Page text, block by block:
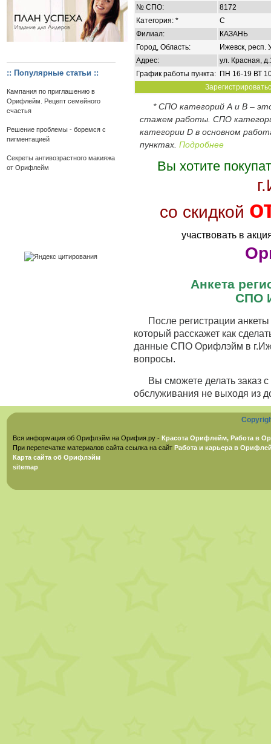
:: Популярные статьи ::
Кампания по приглашению в
Орифлейм. Рецепт семейного
счастья
Решение проблемы - боремся с
пигментацией
Секреты антивозрастного макияжа
от Орифлейм
№ СПО:
8172
Категория: *
C
Филиал:
КАЗАНЬ
Город, Область:
Ижевск, респ.
Адрес:
ул. Красная,
График работы пункта: ПН 16-19 ВТ
* СПО категорий А и В –
стажем работы. СПО
категории D в основном
пунктах. Подробнее
Вы хотите
со скидкой
участвовать в
Анкета
СПО
После регистрации
который расскажет как
данные СПО Орифлэйм в
вопросы.
Вы сможете делать заказ
обслуживания не выходя из
Вся информация об Орифлэйм на Орифия.ру - Красота Орифлейм, Работа в
При перепечатке материалов сайта ссылка на сайт Работа и карьера в
Карта сайта об Орифлэйм
sitemap